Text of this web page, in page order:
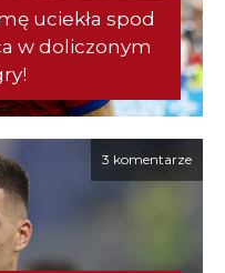
uciekła spod
w doliczonym
3 komentarze